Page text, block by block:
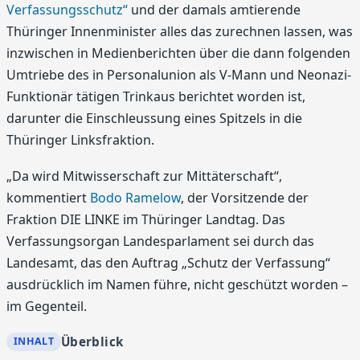
Verfassungsschutz“ und der damals amtierende
Thüringer Innenminister alles das zurechnen lassen, was
inzwischen in Medienberichten über die dann folgenden
Umtriebe des in Personalunion als V-Mann und Neonazi-
Funktionär tätigen Trinkaus berichtet worden ist,
darunter die Einschleussung eines Spitzels in die
Thüringer Linksfraktion.
„Da wird Mitwisserschaft zur Mittäterschaft“,
kommentiert Bodo Ramelow, der Vorsitzende der
Fraktion DIE LINKE im Thüringer Landtag. Das
Verfassungsorgan Landesparlament sei durch das
Landesamt, das den Auftrag „Schutz der Verfassung“
ausdrücklich im Namen führe, nicht geschützt worden –
im Gegenteil.
Überblick